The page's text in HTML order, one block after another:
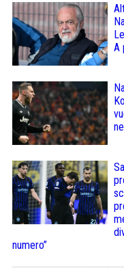
A
numero”